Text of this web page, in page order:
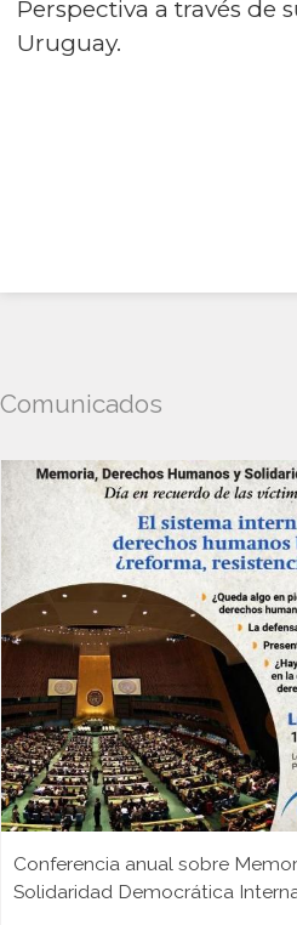
Perspectiva a través de
Uruguay.
Comunicados
Conferencia anual sobre
Solidaridad Democrática